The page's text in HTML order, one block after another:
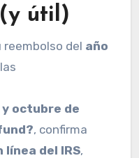
útil)
reembolso del año
octubre de
, confirma
línea del IRS,